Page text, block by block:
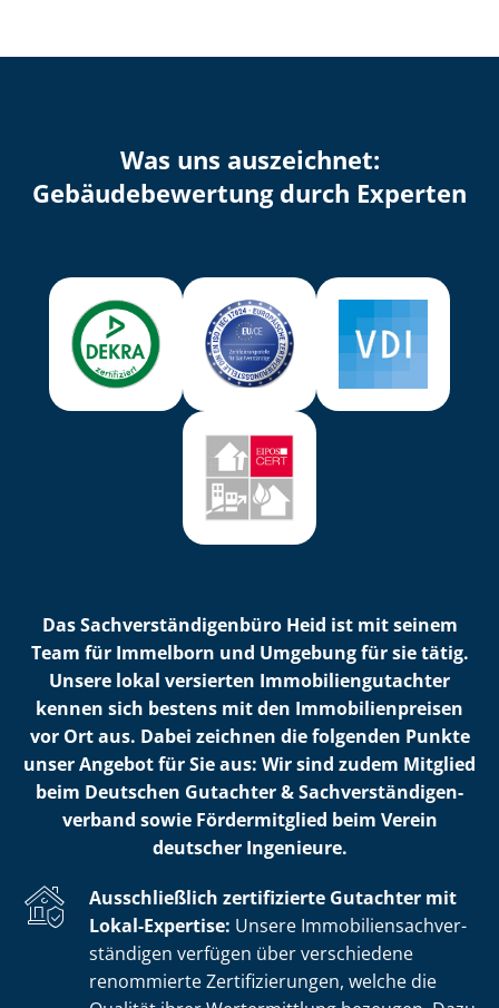
Was uns auszeichnet:
Ge­bäu­de­be­wer­tung durch Experten
Das Sach­ver­stän­di­gen­bü­ro Heid ist mit seinem
Team für Immelborn und Umgebung für sie tätig.
Unsere lokal versierten Im­mo­bi­li­en­gut­ach­ter
kennen sich bestens mit den Im­mo­bi­li­en­prei­sen
vor Ort aus. Dabei zeichnen die folgenden Punkte
unser Angebot für Sie aus: Wir sind zudem Mitglied
beim Deutschen Gutachter & Sach­ver­stän­di­gen­
ver­band sowie Fördermitglied beim Verein
deutscher Ingenieure.
Ausschließlich zertifizierte Gutachter mit
Lokal-Expertise: Unsere Im­mo­bi­li­en­sach­ver­
stän­di­gen verfügen über verschiedene
renommierte Zer­ti­fi­zie­run­gen, welche die